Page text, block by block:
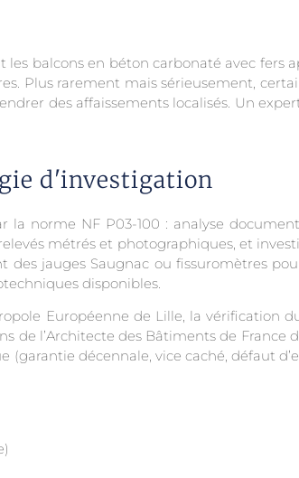
balcons en béton carbonaté avec fers
Plus rarement mais sérieusement,
des affaissements localisés. Un
d'investigation
norme NF P03-100 : analyse
métrés et photographiques, et
jauges Saugnac ou fissuromètres
disponibles.
Européenne de Lille, la vérification
de l’Architecte des Bâtiments de France
décennale, vice caché, défaut